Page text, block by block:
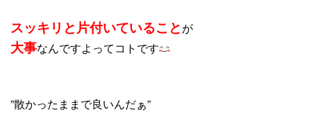
スッキリと片付いていることが
大事なんですよってコトです
”散かったままで良いんだぁ”